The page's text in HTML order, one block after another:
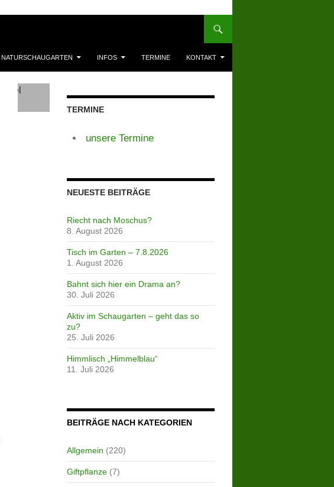
NATURSCHAUGARTEN INFOS TERMINE KONTAKT
TERMINE
unsere Termine
NEUESTE BEITRÄGE
Riecht nach Moschus?
8. August 2026
Tisch im Garten – 7.8.2026
1. August 2026
Bahnt sich hier ein Drama an?
30. Juli 2026
Aktiv im Schaugarten – geht das so
zu?
25. Juli 2026
Himmlisch „Himmelblau“
11. Juli 2026
BEITRÄGE NACH KATEGORIEN
Allgemein (220)
Giftpflanze(7)